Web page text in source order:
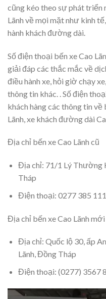
cũng kéo theo sự phát triển
Lãnh về mọi mặt như kinh
hành khách đường dài.
Số điện thoại bến xe Cao
giải đáp các thắc mắc về
điều hành xe, hỏi giờ chạy
thông tin khác. . Số điện
khách hàng các thông tin về
Lãnh, xe khách đường dài
Địa chỉ bến xe Cao Lãnh cũ
Địa chỉ: 71/1 Lý Thường
Tháp
Điện thoại: 0277 385
Địa chỉ bến xe Cao Lãnh mới
Địa chỉ: Quốc lộ 30, ấp
Lãnh, Đồng Tháp
Điện thoại: (0277) 3567